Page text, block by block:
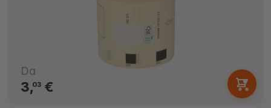
Da
3,03€